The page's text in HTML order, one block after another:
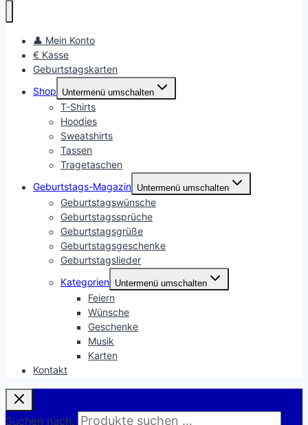
👤 Mein Konto
€ Kasse
Geburtstagskarten
Shop
Untermenü umschalten
T-Shirts
Hoodies
Sweatshirts
Tassen
Tragetaschen
Geburtstags-Magazin Untermenü umschalten
Geburtstagswünsche
Geburtstagssprüche
Geburtstagsgrüße
Geburtstagsgeschenke
Geburtstagslieder
Kategorien Untermenü umschalten
Feiern
Wünsche
Geschenke
Musik
Karten
Kontakt
Suchen nach: